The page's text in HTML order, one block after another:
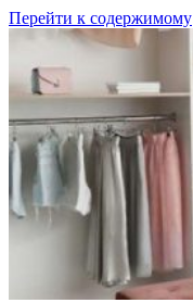
Перейти к содержимому